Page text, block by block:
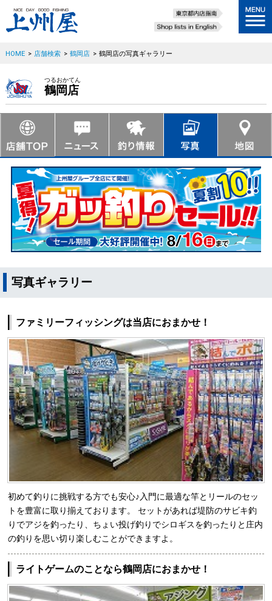
HOME > 店舗検索 > 鶴岡店 > 鶴岡店の写真ギャラリー
つるおかてん
鶴岡店
写真ギャラリー
ファミリーフィッシングは当店におまかせ！
初めて釣りに挑戦する方でも安心♪入門に最適な竿とリールのセッ
トを豊富に取り揃えております。 セットがあれば堤防のサビキ釣
りでアジを釣ったり、ちょい投げ釣りでシロギスを釣ったりと庄内
の釣りを思い切り楽しむことができますよ。
ライトゲームのことなら鶴岡店におまかせ！